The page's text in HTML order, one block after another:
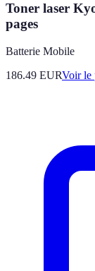
Toner laser
pages
Batterie Mobile
186.49 EURVoir le